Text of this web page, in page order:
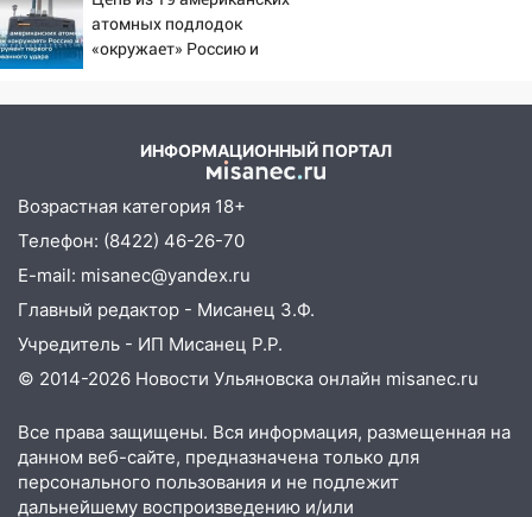
09:41
Диана Шурыгина уверовала в
Бога в СИЗО
09:35 В Ульяновске директора фирмы
млн рублей
08:22 Подросток на питбайке сбил
велосипедистку: пострадали двое
07:20 Жара возвращается: ожидается
знойный и сухой четверг
06:00 Под Ульяновском при развороте
пострадал 38-летний водитель
05:00 «Каждая пятая женщина и каждый
второй мужчина в мире сталкиваются с
алопецией»: врач рассказал, чем может
хлопок
атомных подлодок
«окружает» Россию и
ИНФОРМАЦИОННЫЙ ПОРТАЛ
Возрастная категория 18+
Телефон: (8422) 46-26-70
E-mail: misanec@yandex.ru
Главный редактор - Мисанец З.Ф.
Учредитель - ИП Мисанец Р.Р.
© 2014-2026 Новости Ульяновска онлайн misanec.ru
Все права защищены. Вся информация, размещенная на
данном веб-сайте, предназначена только для
персонального пользования и не подлежит
дальнейшему воспроизведению и/или